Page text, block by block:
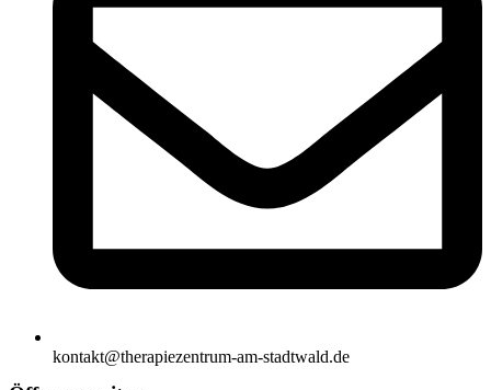
kontakt@therapiezentrum-am-stadtwald.de